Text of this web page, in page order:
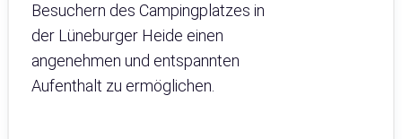
Besuchern des Campingplatzes in
der Lüneburger Heide einen
angenehmen und entspannten
Aufenthalt zu ermöglichen.